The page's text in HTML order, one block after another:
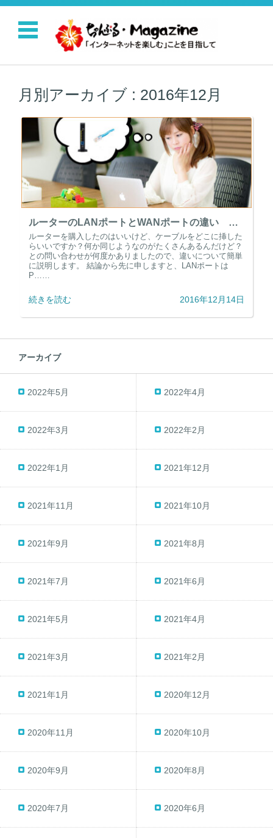
コンテンツに移動
月別アーカイブ : 2016年12月
ルーターのLANポートとWANポートの違い どこにケーブル挿せばいいの？
ルーターを購入したのはいいけど、ケーブルをどこに挿した
らいいですか？何か同じようなのがたくさんあるんだけど？
との問い合わせが何度かありましたので、違いについて簡単
に説明します。 結論から先に申しますと、LANポートは
P……
続きを読む 2016年12月14日
アーカイブ
2022年5月 2022年4月
2022年3月 2022年2月
2022年1月 2021年12月
2021年11月 2021年10月
2021年9月 2021年8月
2021年7月 2021年6月
2021年5月 2021年4月
2021年3月 2021年2月
2021年1月 2020年12月
2020年11月 2020年10月
2020年9月 2020年8月
2020年7月 2020年6月